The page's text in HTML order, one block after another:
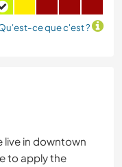
ce que c'est ?
live in downtown
to apply the